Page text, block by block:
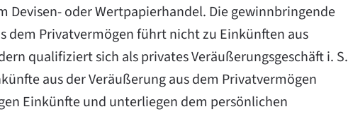
oder Wertpapierhandel. Die gewinnbringende
dem Privatvermögen führt nicht zu Einkünften aus
qualifiziert sich als privates Veräußerungsgeschäft i. S.
aus der Veräußerung aus dem Privatvermögen
Einkünfte und unterliegen dem persönlichen